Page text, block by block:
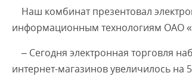
Наш комбинат презентовал
информационным технологиям ОАО
– Сегодня электронная торговля
интернет-магазинов увеличилось